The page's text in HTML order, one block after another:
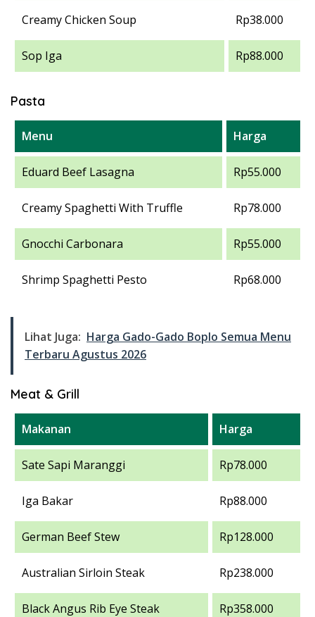
Creamy Chicken Soup Rp38.000
Sop Iga Rp88.000
Pasta
Menu Harga
Eduard Beef Lasagna Rp55.000
Creamy Spaghetti With Truffle Rp78.000
Gnocchi Carbonara Rp55.000
Shrimp Spaghetti Pesto Rp68.000
Lihat Juga: Harga Gado-Gado Boplo Semua Menu
Terbaru Agustus 2026
Meat & Grill
Makanan Harga
Sate Sapi Maranggi Rp78.000
Iga Bakar Rp88.000
German Beef Stew Rp128.000
Australian Sirloin Steak Rp238.000
Black Angus Rib Eye Steak Rp358.000